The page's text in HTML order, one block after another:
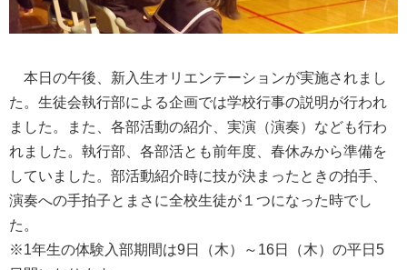
本日の午後、新入生オリエンテーションが実施されまし
た。生徒会執行部による企画では学校行事の説明が行われ
ました。また、各部活動の紹介、実演（演奏）なども行わ
れました。執行部、各部活とも前年度、春休みから準備を
していました。部活動紹介時に技が決まったときの拍手、
演奏への手拍子とまさに全校生徒が１つになった時でし
た。
※1年生の体験入部期間は9日（木）～16日（木）の平日5